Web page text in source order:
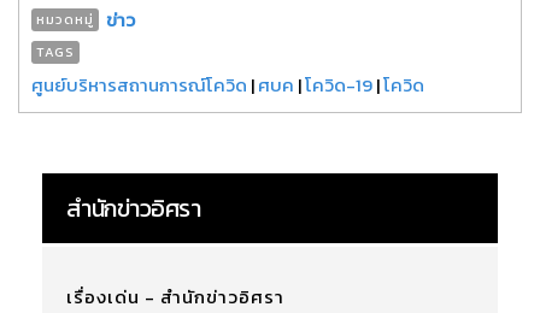
หมวดหมู่ ข่าว
TAGS
ศูนย์บริหารสถานการณ์โควิด |ศบค |โควิด-19|โควิด
สำนักข่าวอิศรา
เรื่องเด่น - สำนักข่าวอิศรา